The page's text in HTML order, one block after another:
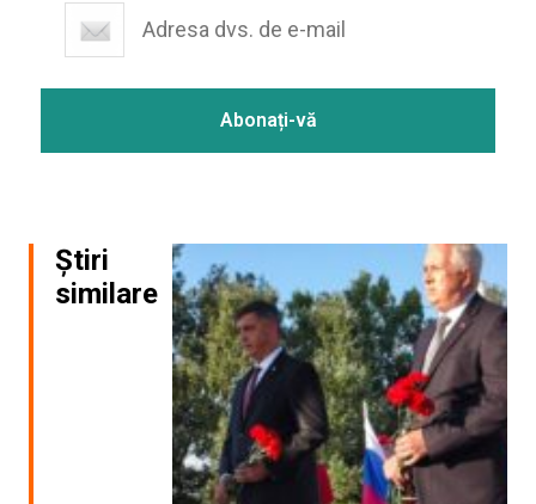
Știri
similare